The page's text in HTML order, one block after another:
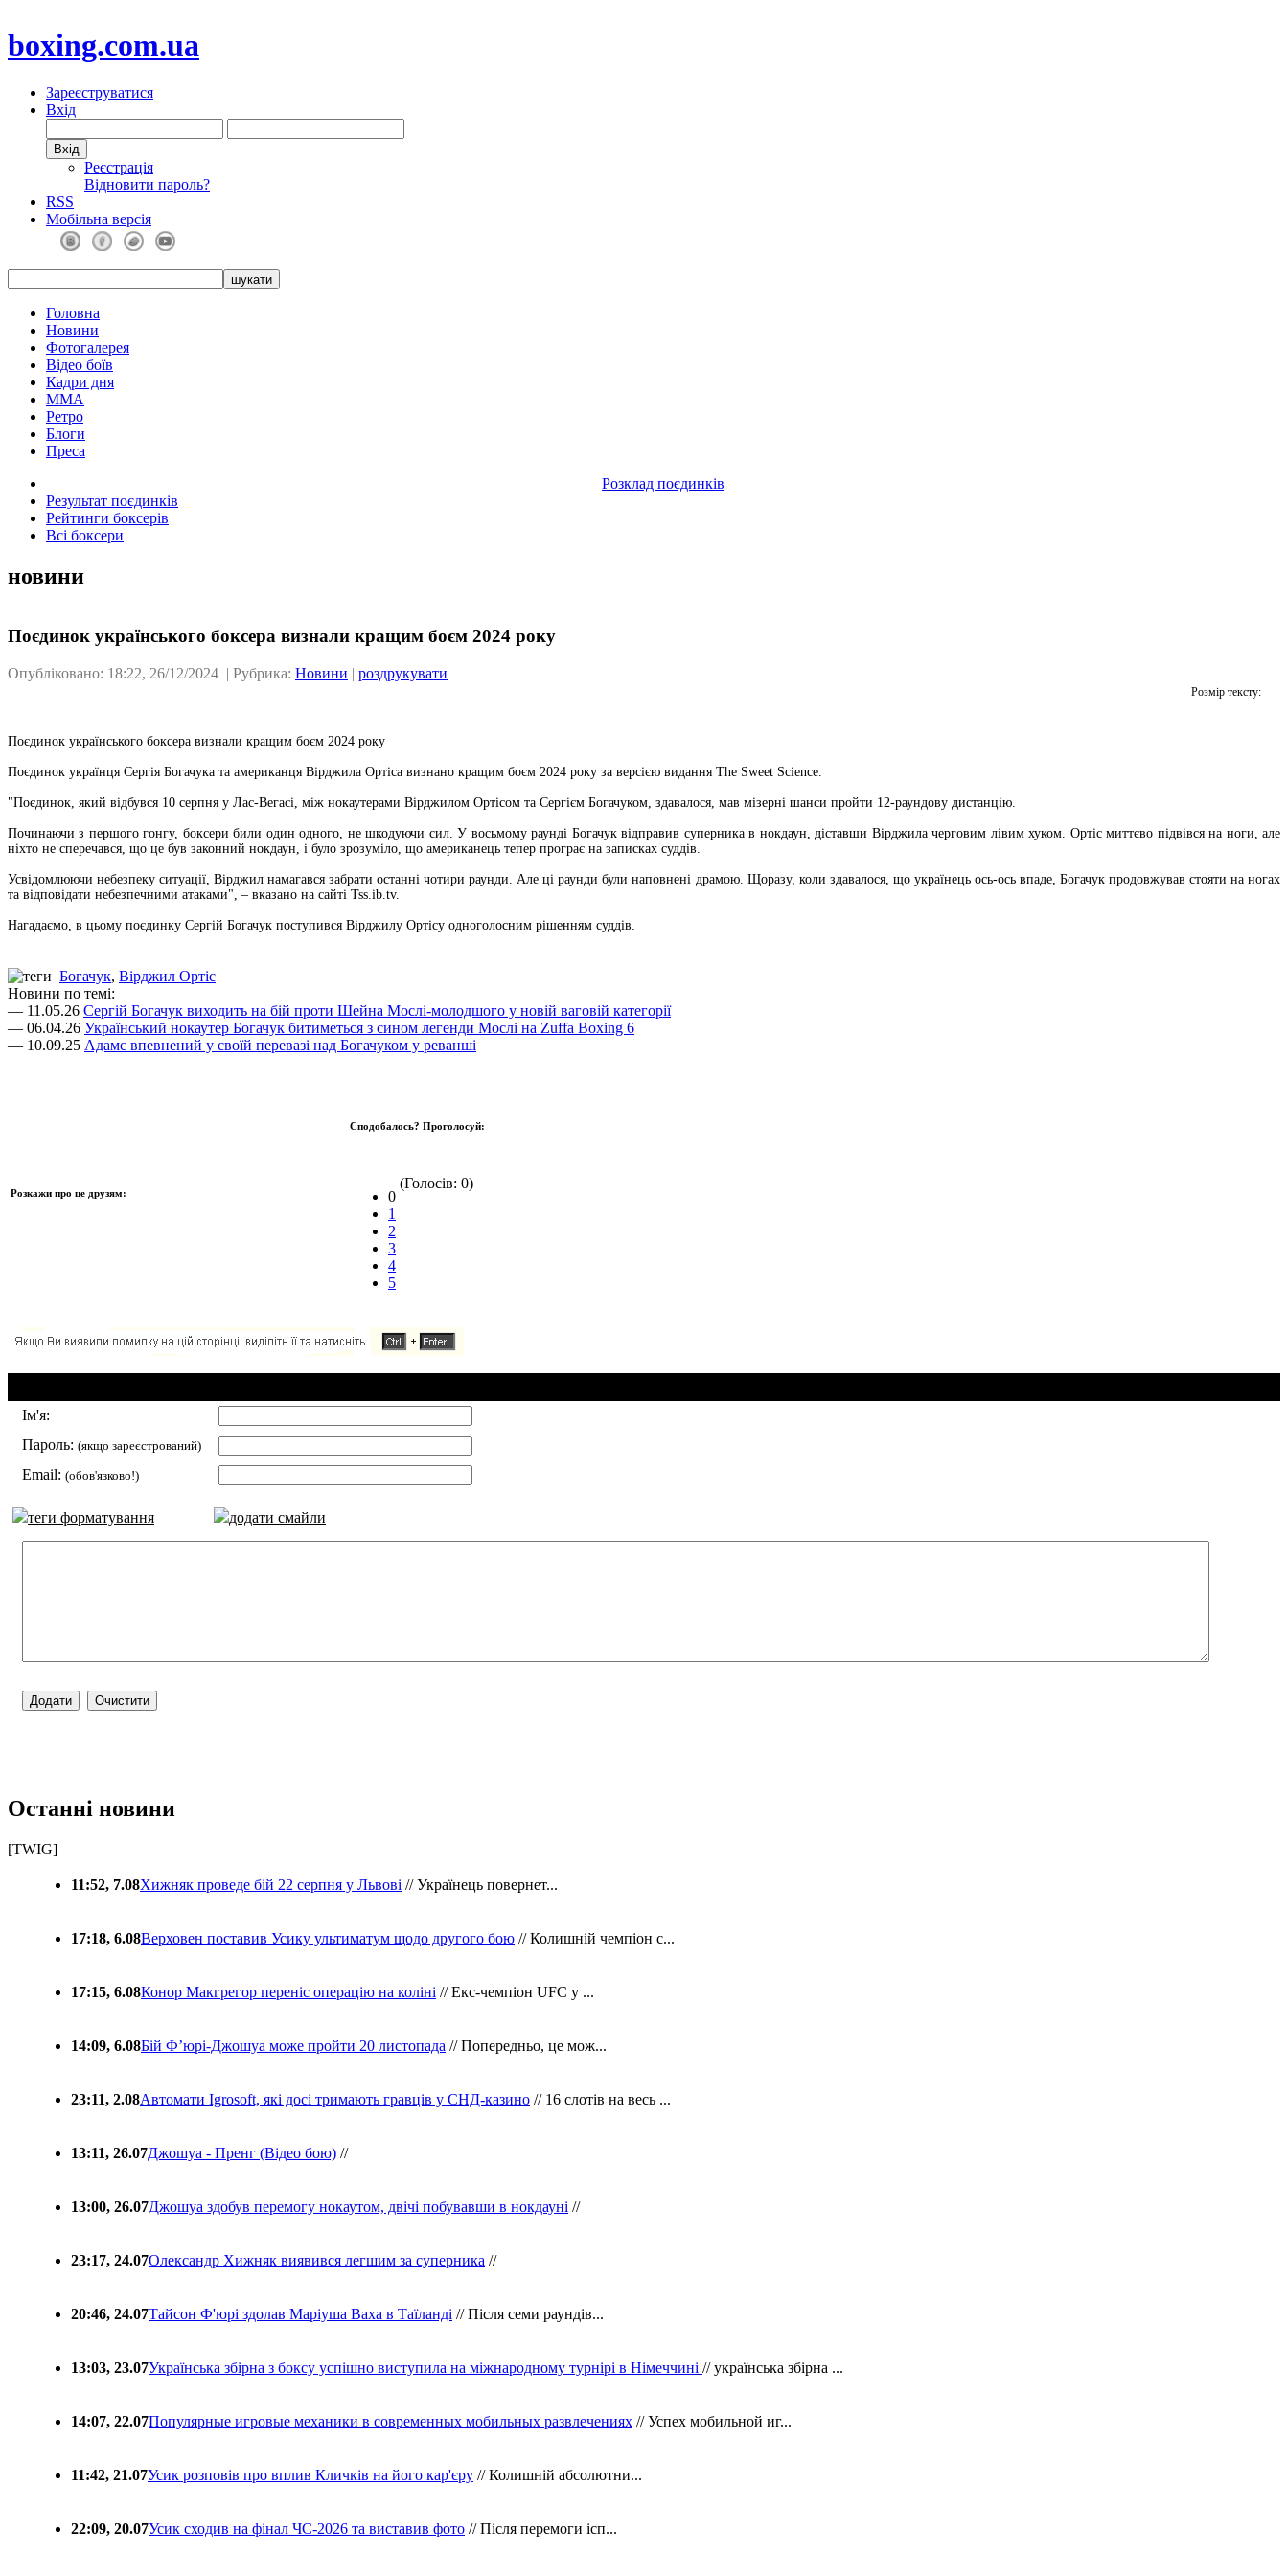
boxing.com.ua
Зареєструватися
Вхід
Реєстрація
Відновити пароль?
RSS
Мобільна версія
Головна
Новини
Фотогалерея
Відео боїв
Кадри дня
ММА
Ретро
Блоги
Преса
Розклад поєдинків
Результат поєдинків
Рейтинги боксерів
Всі боксери
новини
Поєдинок українського боксера визнали кращим боєм 2024 року
Опубліковано: 18:22, 26/12/2024 | Рубрика: Новини | роздрукувати
Розмір тексту:
Поєдинок українського боксера визнали кращим боєм 2024 року
Поєдинок українця Сергія Богачука та американця Вірджила Ортіса визнано кращим боєм 2024 року за версією видання The Sweet Science.
"Поєдинок, який відбувся 10 серпня у Лас-Вегасі, між нокаутерами Вірджилом Ортісом та Сергієм Богачуком, здавалося, мав мізерні шанси пройти 12-раундову дистанцію.
Починаючи з першого гонгу, боксери били один одного, не шкодуючи сил. У восьмому раунді Богачук відправив суперника в нокдаун, діставши Вірджила черговим лівим хуком. Ортіс миттєво підвівся на ноги, але
ніхто не сперечався, що це був законний нокдаун, і було зрозуміло, що американець тепер програє на записках суддів.
Усвідомлюючи небезпеку ситуації, Вірджил намагався забрати останні чотири раунди. Але ці раунди були наповнені драмою. Щоразу, коли здавалося, що українець ось-ось впаде, Богачук продовжував стояти на ногах
та відповідати небезпечними атаками", – вказано на сайті Tss.ib.tv.
Нагадаємо, в цьому поєдинку Сергій Богачук поступився Вірджилу Ортісу одноголосним рішенням суддів.
Богачук, Вірджил Ортіс
Новини по темі:
— 11.05.26 Сергій Богачук виходить на бій проти Шейна Мослі-молодшого у новій ваговій категорії
— 06.04.26 Український нокаутер Богачук битиметься з сином легенди Мослі на Zuffa Boxing 6
— 10.09.25 Адамс впевнений у своїй перевазі над Богачуком у реванші
Розкажи про це друзям:
Сподобалось? Проголосуй:
0
1
2
3
4
5
(Голосів: 0)
Ім'я:
Пароль: (якщо зареєстрований)
Email: (обов'язково!)
теги форматування додати смайли
Останні новини
[TWIG]
11:52, 7.08Хижняк проведе бій 22 серпня у Львові // Українець повернет...
17:18, 6.08Верховен поставив Усику ультиматум щодо другого бою // Колишній чемпіон с...
17:15, 6.08Конор Макгрегор переніс операцію на коліні // Екс-чемпіон UFC у ...
14:09, 6.08Бій Ф’юрі-Джошуа може пройти 20 листопада // Попередньо, це мож...
23:11, 2.08Автомати Igrosoft, які досі тримають гравців у СНД-казино // 16 слотів на весь ...
13:11, 26.07Джошуа - Пренг (Відео бою) //
13:00, 26.07Джошуа здобув перемогу нокаутом, двічі побувавши в нокдауні //
23:17, 24.07Олександр Хижняк виявився легшим за суперника //
20:46, 24.07Тайсон Ф'юрі здолав Маріуша Ваха в Таїланді // Після семи раундів...
13:03, 23.07Українська збірна з боксу успішно виступила на міжнародному турнірі в Німеччині // українська збірна ...
14:07, 22.07Популярные игровые механики в современных мобильных развлечениях // Успех мобильной иг...
11:42, 21.07Усик розповів про вплив Кличків на його кар'єру // Колишній абсолютни...
22:09, 20.07Усик сходив на фінал ЧС-2026 та виставив фото // Після перемоги ісп...